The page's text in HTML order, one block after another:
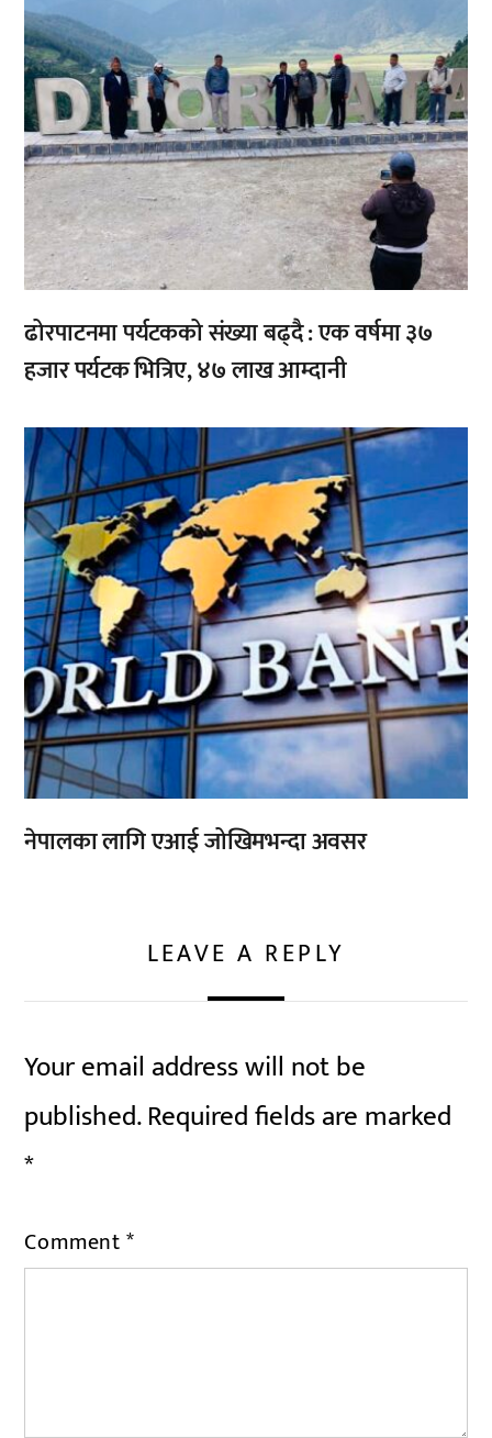
ढोरपाटनमा पर्यटकको संख्या बढ्दै : एक वर्षमा ३७
हजार पर्यटक भित्रिए, ४७ लाख आम्दानी
नेपालका लागि एआई जोखिमभन्दा अवसर
LEAVE A REPLY
Your email address will not be
published.Required fields are marked
*
Comment*